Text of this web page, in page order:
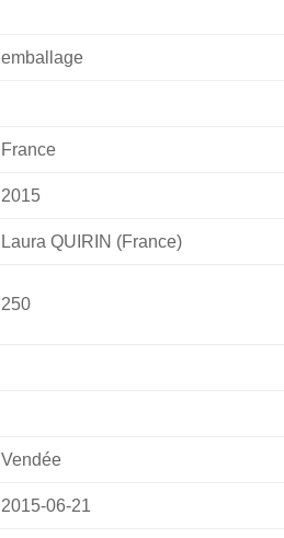
emballage
France
2015
Laura QUIRIN (France)
250
Vendée
2015-06-21